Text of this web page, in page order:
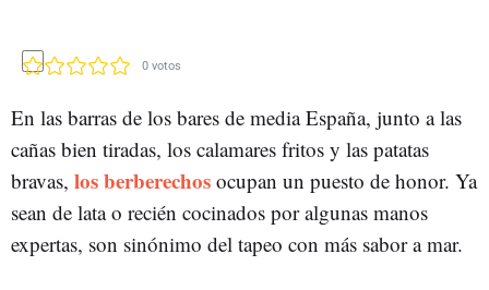
0 votos
En las barras de los bares de media España, junto a las
cañas bien tiradas, los calamares fritos y las patatas
bravas, los berberechos ocupan un puesto de honor. Ya
sean de lata o recién cocinados por algunas manos
expertas, son sinónimo del tapeo con más sabor a mar.